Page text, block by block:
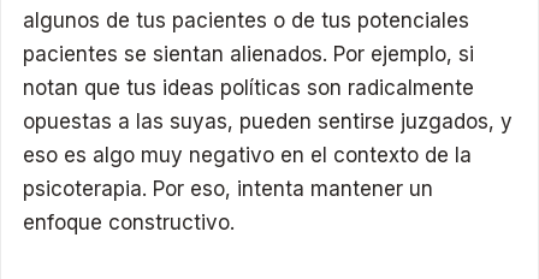
algunos de tus pacientes o de tus potenciales
pacientes se sientan alienados. Por ejemplo, si
notan que tus ideas políticas son radicalmente
opuestas a las suyas, pueden sentirse juzgados, y
eso es algo muy negativo en el contexto de la
psicoterapia. Por eso, intenta mantener un
enfoque constructivo.